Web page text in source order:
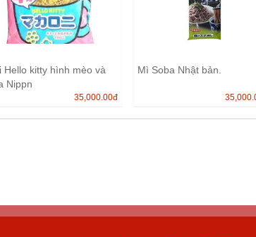
Hello kitty hình mèo và
Nippn
35,000.00đ
Mì Soba Nhật bản.